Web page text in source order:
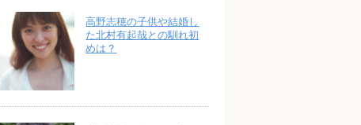
高野志穂の子供や結婚し
た北村有起哉との馴れ初
めは？